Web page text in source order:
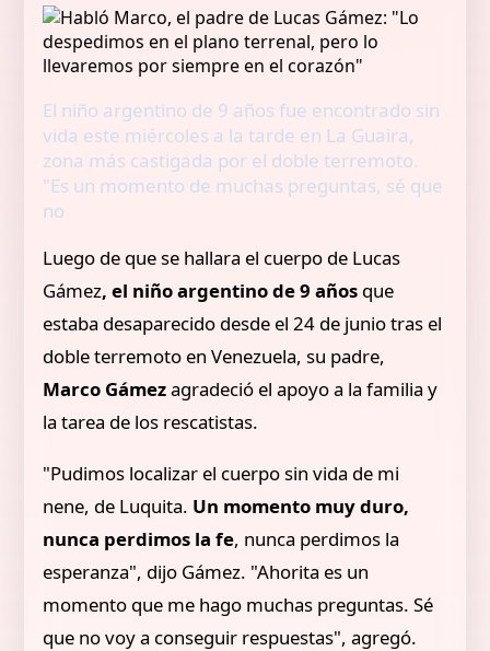
El niño argentino de 9 años fue encontrado sin
vida este miércoles a la tarde en La Guaira,
zona más castigada por el doble terremoto.
"Es un momento de muchas preguntas, sé que
no
Luego de que se hallara el cuerpo de Lucas
Gámez, el niño argentino de 9 años que
estaba desaparecido desde el 24 de junio tras el
doble terremoto en Venezuela, su padre,
Marco Gámezagradeció el apoyo a la familia y
la tarea de los rescatistas.
"Pudimos localizar el cuerpo sin vida de mi
nene, de Luquita. Un momento muy duro,
nunca perdimos la fe, nunca perdimos la
esperanza", dijo Gámez. "Ahorita es un
momento que me hago muchas preguntas. Sé
que no voy a conseguir respuestas", agregó.